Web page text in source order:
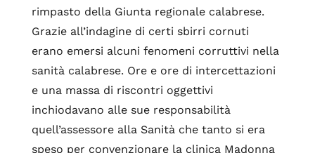
rimpasto della Giunta regionale calabrese.
Grazie all’indagine di certi sbirri cornuti
erano emersi alcuni fenomeni corruttivi nella
sanità calabrese. Ore e ore di intercettazioni
e una massa di riscontri oggettivi
inchiodavano alle sue responsabilità
quell’assessore alla Sanità che tanto si era
speso per convenzionare la clinica Madonna